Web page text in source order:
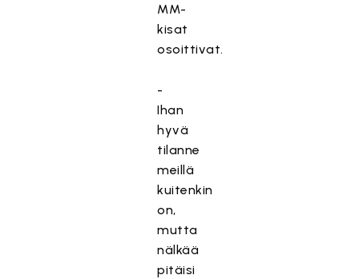
MM-
kisat
osoittivat.
-
Ihan
hyvä
tilanne
meillä
kuitenkin
on,
mutta
nälkää
pitäisi